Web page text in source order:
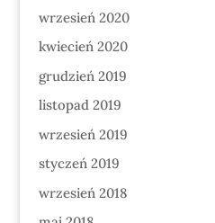
wrzesień 2020
kwiecień 2020
grudzień 2019
listopad 2019
wrzesień 2019
styczeń 2019
wrzesień 2018